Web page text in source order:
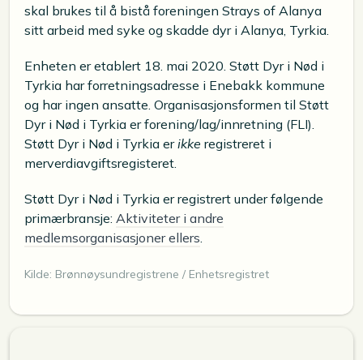
skal brukes til å bistå foreningen Strays of Alanya
sitt arbeid med syke og skadde dyr i Alanya, Tyrkia.
Enheten er etablert 18. mai 2020. Støtt Dyr i Nød i
Tyrkia har forretningsadresse i Enebakk kommune
og har ingen ansatte. Organisasjonsformen til Støtt
Dyr i Nød i Tyrkia er forening/lag/innretning (FLI).
Støtt Dyr i Nød i Tyrkia erikke registreret i
merverdiavgiftsregisteret.
Støtt Dyr i Nød i Tyrkia er registrert under følgende
primærbransje: Aktiviteter i andre
medlemsorganisasjoner ellers
Kilde: Brønnøysundregistrene / Enhetsregistret